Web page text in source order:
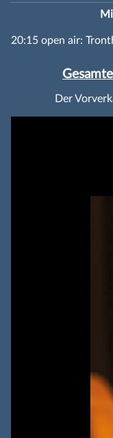
20:15 open air:
Der